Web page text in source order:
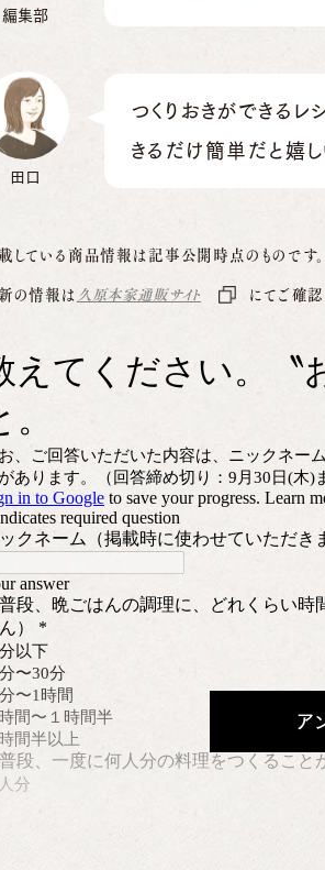
編集部
田口
つくりおきができる
きるだけ簡単だと嬉し
している商品情報は記事公開時点のものです。
の情報は 久原本家通販サイト にてご確認
ア